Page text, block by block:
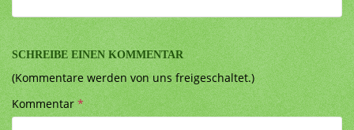
SCHREIBE EINEN KOMMENTAR
(Kommentare werden von uns freigeschaltet.)
Kommentar*